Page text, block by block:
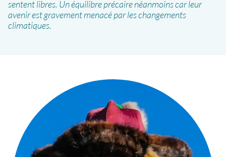
sentent libres. Un équilibre précaire néanmoins car leur
avenir est gravement menacé par les changements
climatiques.